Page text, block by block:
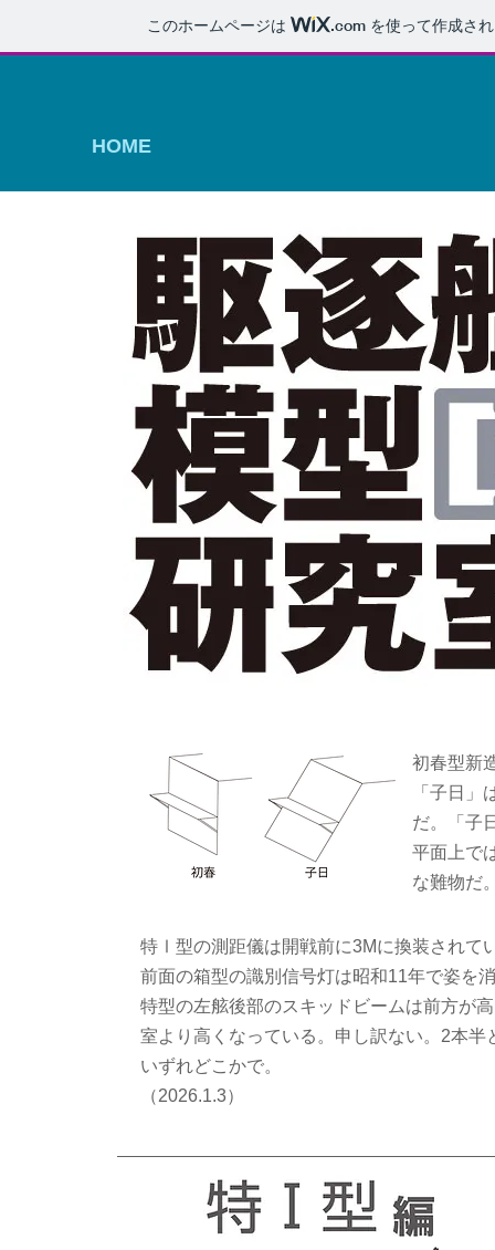
このホームページは .com を使って作成さ
HOME
初春型新
「子日
だ。「子
平面上で
な難物だ
特Ⅰ型の測距儀は開戦前に3Mに換装されて
前面の箱型の識別信号灯は昭和11年で姿を
特型の左舷後部のスキッドビームは前方が
室より高くなっている。申し訳ない。2本
いずれどこかで。
​（2026.1.3）